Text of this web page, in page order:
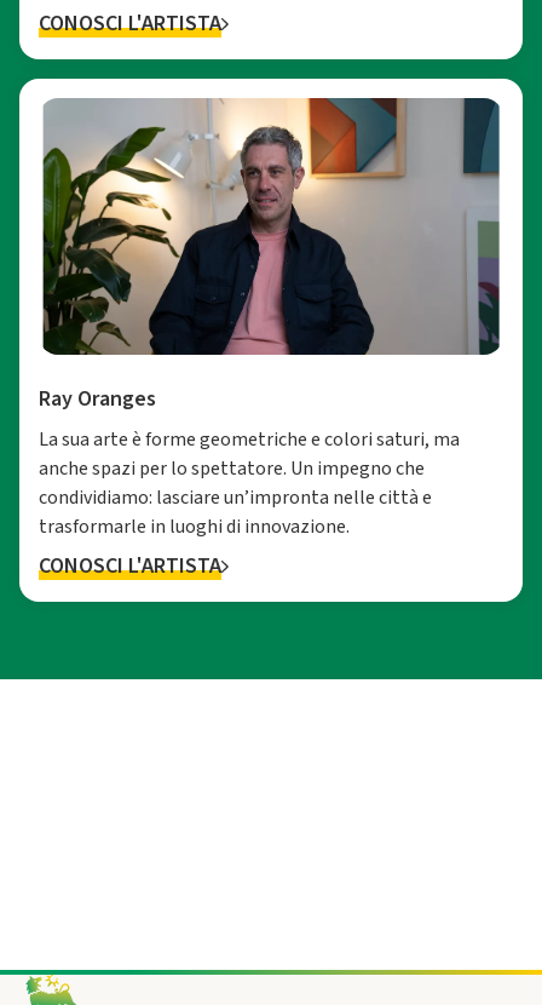
CONOSCI L'ARTISTA
Ray Oranges
La sua arte è forme geometriche e colori saturi, ma
anche spazi per lo spettatore. Un impegno che
condividiamo: lasciare un’impronta nelle città e
trasformarle in luoghi di innovazione.
CONOSCI L'ARTISTA
Footer